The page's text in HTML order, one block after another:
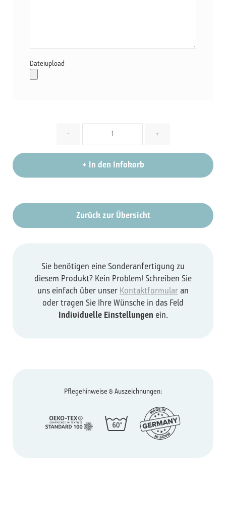
Dateiupload
- +
+ In den Infokorb
Zurück zur Übersicht
Sie benötigen eine Sonderanfertigung zu
diesem Produkt? Kein Problem! Schreiben Sie
uns einfach über unser Kontaktformular an
oder tragen Sie Ihre Wünsche in das Feld
Individuelle Einstellungen ein.
Pflegehinweise & Auszeichnungen: